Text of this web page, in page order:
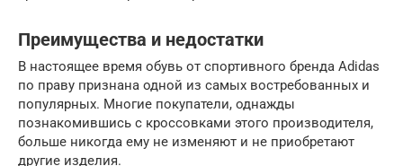
Преимущества и недостатки
В настоящее время обувь от спортивного бренда Adidas
по праву признана одной из самых востребованных и
популярных. Многие покупатели, однажды
познакомившись с кроссовками этого производителя,
больше никогда ему не изменяют и не приобретают
другие изделия.